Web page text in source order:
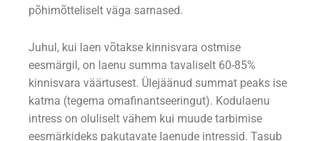
põhimõtteliselt väga sarnased.
Juhul, kui laen võtakse kinnisvara ostmise
eesmärgil, on laenu summa tavaliselt 60-85%
kinnisvara väärtusest. Ülejäänud summat peaks ise
katma (tegema omafinantseeringut). Kodulaenu
intress on oluliselt vähem kui muude tarbimise
eesmärkideks pakutavate laenude intressid. Tasub